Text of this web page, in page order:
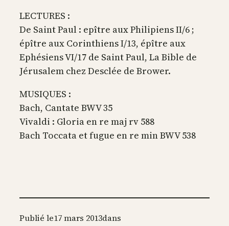
LECTURES :
De Saint Paul : epître aux Philipiens II/6 ;
épître aux Corinthiens I/13, épître aux
Ephésiens VI/17 de Saint Paul, La Bible de
Jérusalem chez Desclée de Brower.
MUSIQUES :
Bach, Cantate BWV 35
Vivaldi : Gloria en re maj rv 588
Bach Toccata et fugue en re min BWV 538
Publié le17 mars 2013dans